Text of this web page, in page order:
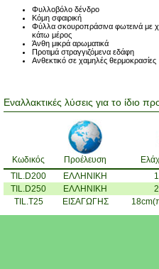
Φυλλοβόλο δένδρο
Κόμη σφαιρική
Φύλλα σκουροπράσινα φωτεινά με
κάτω μέρος
Άνθη μικρά αρωματικά
Προτιμά στραγγιζόμενα εδάφη
Ανθεκτικό σε χαμηλές θερμοκρασίες
Εναλλακτικές λύσεις για το ίδιο
Κωδικός Προέλευση
TIL.D200
ΕΛΛΗΝΙΚΗ
TIL.D250
ΕΛΛΗΝΙΚΗ
TIL.T25
ΕΙΣΑΓΩΓΗΣ